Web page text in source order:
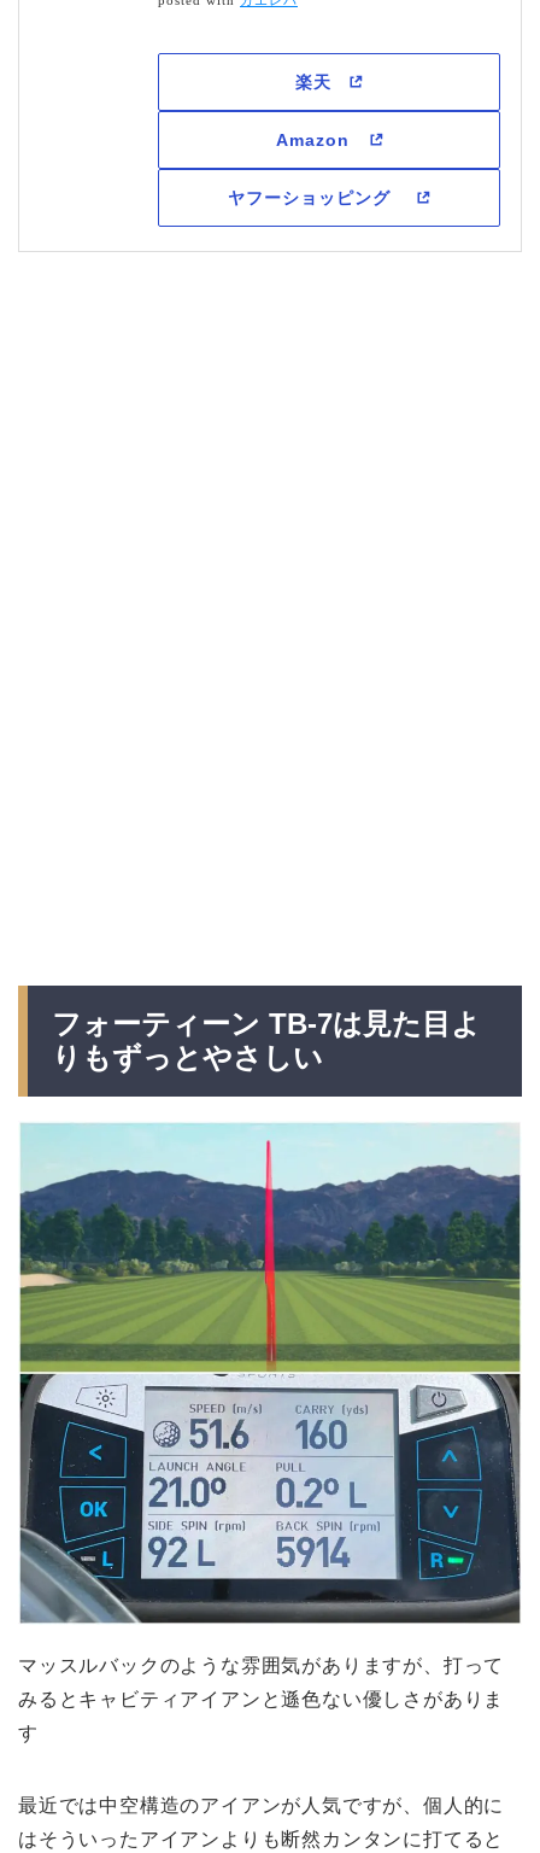
フォーティーン TB-7は見た目よ
りもずっとやさしい
マッスルバックのような雰囲気がありますが、打って
みるとキャビティアイアンと遜色ない優しさがありま
す
最近では中空構造のアイアンが人気ですが、個人的に
はそういったアイアンよりも断然カンタンに打てると